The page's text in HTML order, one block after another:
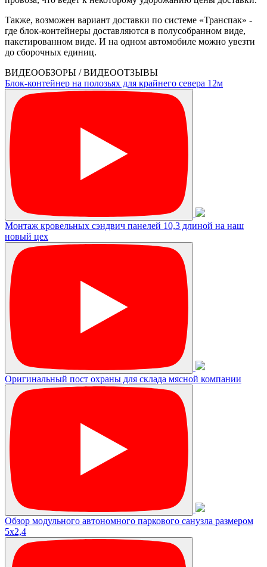
Также, возможен вариант доставки по системе «Транспак» -
где блок-контейнеры доставляются в полусобранном виде,
пакетированном виде. И на одном автомобиле можно увезти
до сборочных единиц.
ВИДЕООБЗОРЫ / ВИДЕООТЗЫВЫ
Блок-контейнер на полозьях для крайнего севера 12м
Монтаж кровельных сэндвич панелей 10,3 длиной на наш
новый цех
Оригинальный пост охраны для склада мясной компании
Обзор модульного автономного паркового санузла размером
5х2,4